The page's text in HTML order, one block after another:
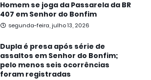
Homem se joga da Passarela da BR
407 em Senhor do Bonfim
segunda-feira, julho 13, 2026
Dupla é presa após série de
assaltos em Senhor do Bonfim;
pelo menos seis ocorrências
foram registradas